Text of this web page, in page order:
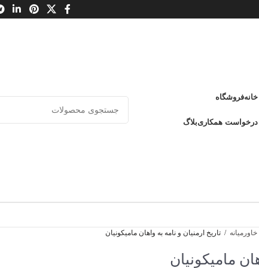
خانهفروشگاه
درخواست همکاریبلاگ
خاورمیانه / تاریخ ارمنیان و نامه به واهان مامیکونیان
مامیکونیان